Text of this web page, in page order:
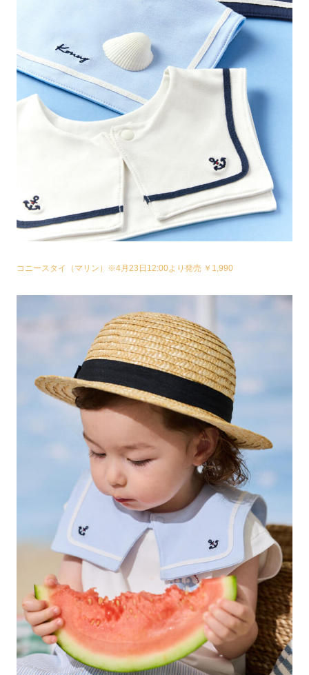
コニースタイ（マリン）※4月23日12:00より発売 ￥1,990